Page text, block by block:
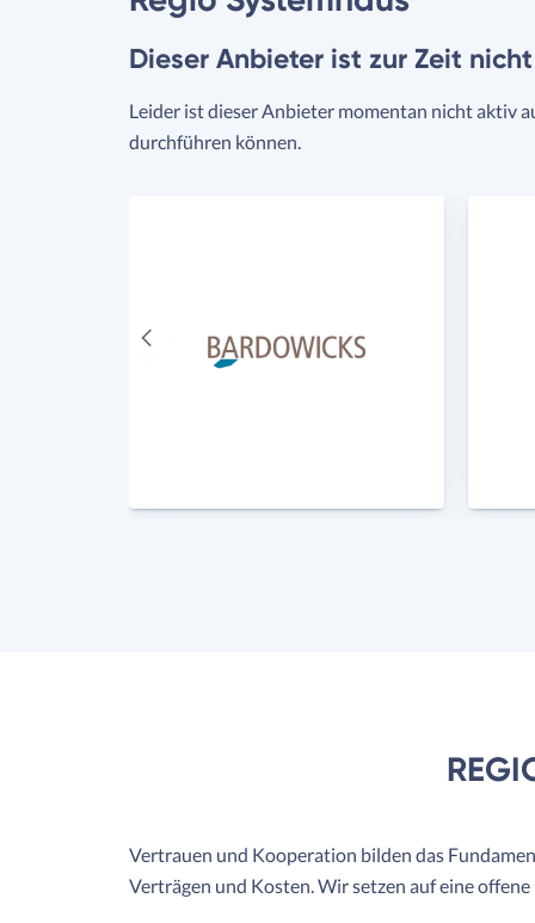
Dieser Anbieter ist zur Zeit
Leider ist dieser Anbieter momentan nicht aktiv
durchführen können.
Vorheriger
Vertrauen und Kooperation bilden das
Verträgen und Kosten. Wir setzen auf eine